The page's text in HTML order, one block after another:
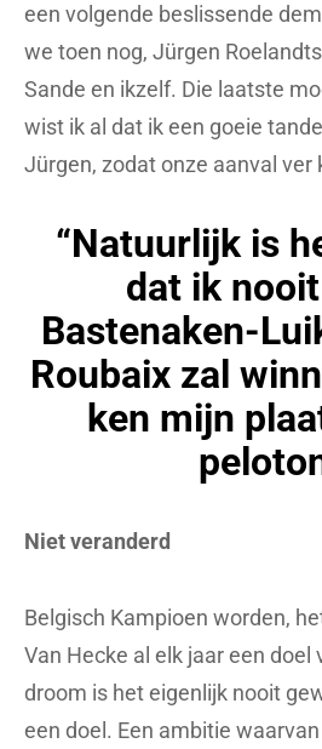
een volgende beslissende
we toen nog, Jürgen
Sande en ikzelf. Die laatste
wist ik al dat ik een goeie
Jürgen, zodat onze aanval ver
“Natuurlijk is
dat ik
Bastenaken-
Roubaix zal
ken mijn
Niet veranderd
Belgisch Kampioen worden,
Van Hecke al elk jaar een doel
droom is het eigenlijk nooit
een doel. Een ambitie